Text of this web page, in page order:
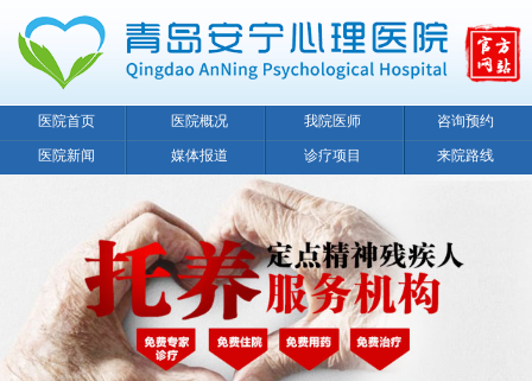
医院首页 医院概况 我院医师 咨询预约
医院新闻 媒体报道 诊疗项目 来院路线